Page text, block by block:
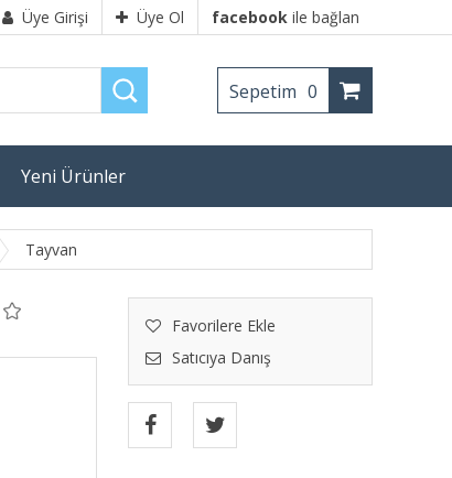
Üye Girişi Üye Ol facebook ile bağlan
Sepetim 0
Yeni Ürünler
Tayvan
Favorilere Ekle
Satıcıya Danış